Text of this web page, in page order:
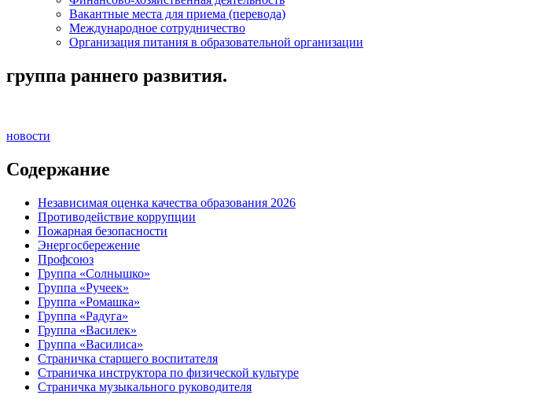
Вакантные места для приема (перевода)
Международное сотрудничество
Организация питания в образовательной организации
группа раннего развития.
новости
Содержание
Независимая оценка качества образования 2026
Противодействие коррупции
Пожарная безопасности
Энергосбережение
Профсоюз
Группа «Солнышко»
Группа «Ручеек»
Группа «Ромашка»
Группа «Радуга»
Группа «Василек»
Группа «Василиса»
Страничка старшего воспитателя
Страничка инструктора по физической культуре
Страничка музыкального руководителя